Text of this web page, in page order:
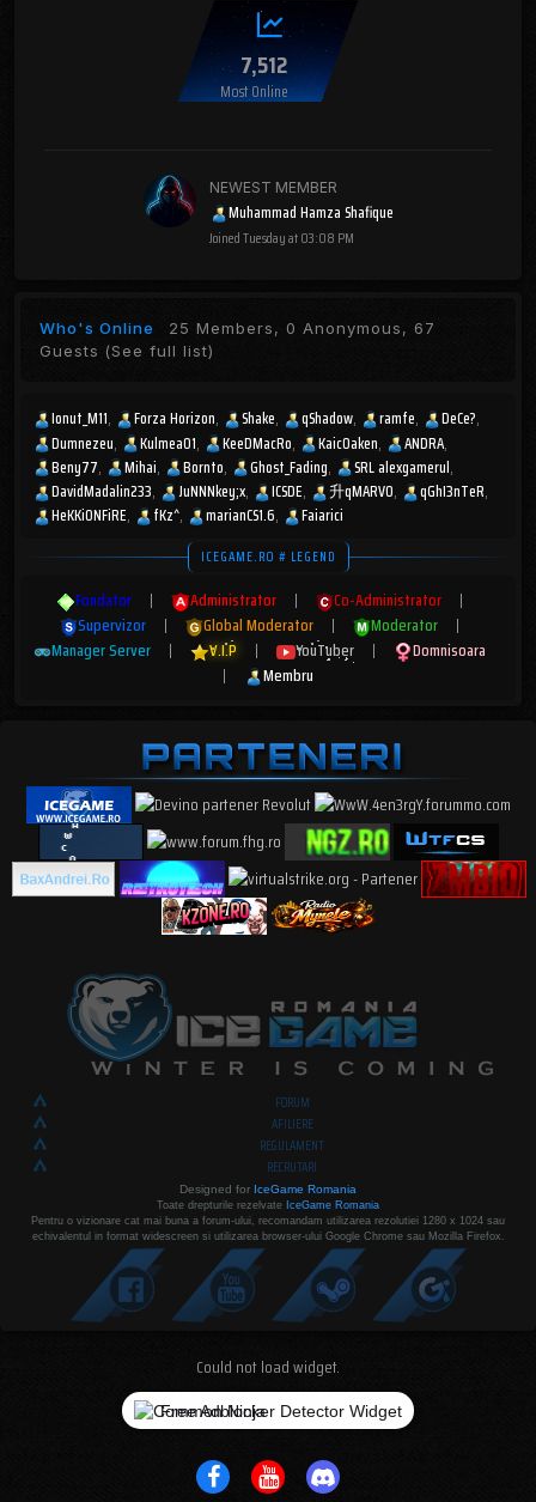
7,512
Most Online
NEWEST MEMBER
Muhammad Hamza Shafique
JoinedTuesday at 03:08 PM
Who's Online 25 Members, 0 Anonymous, 67
Guests (See full list)
Ionut_M11 Forza Horizon Shake qShadow ramfe
DeCe?
Dumnezeu
Kulmea01 KeeDMacRo KaicOaken
ANDRA
Beny77
Mihai Bornto Ghost_Fading
SRL alexgamerul
DavidMadalin233
JuNNNkey;x ICSDE 升qMARV0
qGhI3nTeR
HeKKiONFiRE
fKz^ marianCS1.6 Faiarici
ICEGAME.RO # LEGEND
Fondator | Administrator | Co-Administrator
|
Supervizor
| Global Moderator | Moderator
|
Manager Server
| V.I.P | YouTuber |
Domnisoara
|
Membru
FORUM
AFILIERE
REGULAMENT
RECRUTARI
Designed for IceGame Romania
Toate drepturile rezelvate IceGame Romania
Pentru o vizionare cat mai buna a forum-ului, recomandam utilizarea rezolutiei 1280 x 1024 sau
echivalentul in format widescreen si utilizarea browser-ului Google Chrome sau Mozilla Firefox.
Could not load widget.
Free Adblocker Detector Widget